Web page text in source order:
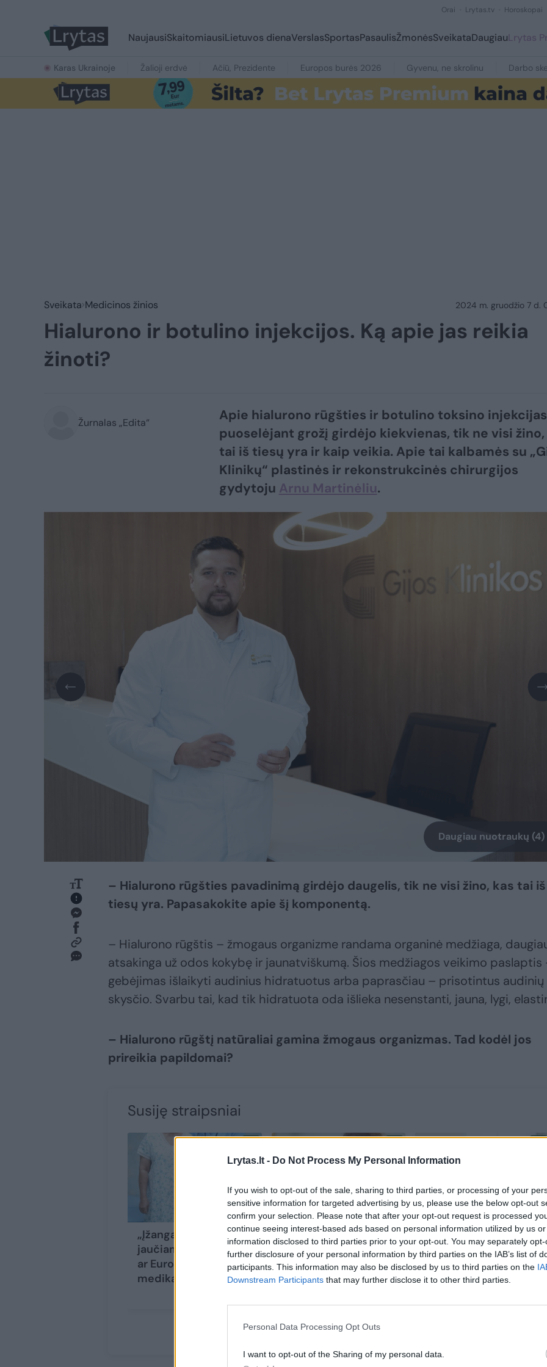
Lrytas.lt - Do Not Process My Personal Information
If you wish to opt-out of the sale, sharing to third parties, or processing of your
sensitive information for targeted advertising by us, please use the below opt-out
confirm your selection. Please note that after your opt-out request is processed
continue seeing interest-based ads based on personal information utilized by us
information disclosed to third parties prior to your opt-out. You may separately
further disclosure of your personal information by third parties on the IAB’s list of
participants. This information may also be disclosed by us to third parties on the
Downstream Participants that may further disclose it to other third parties.
Personal Data Processing Opt Outs
I want to opt-out of the Sharing of my personal data.
Orai Lrytas.tv Horoskopai
NaujausiSkaitomiausiLietuvos dienaVerslasSportasPasaulisŽmonėsSveikataDaugiauLrytas
Karas Ukrainoje Žalioji erdvė Ačiū, Prezidente Europos burės 2026 Gyvenu, ne skrolinu Darbo
Sveikata Medicinos žinios 2024 m. gruodžio 7 d.
Hialurono ir botulino injekcijos. Ką apie jas reikia
žinoti?
Žurnalas „Edita“
Apie hialurono rūgšties ir botulino toksino injekcijas
puoselėjant grožį girdėjo kiekvienas, tik ne visi žino,
tai iš tiesų yra ir kaip veikia. Apie tai kalbamės su
Klinikų“ plastinės ir rekonstrukcinės chirurgijos
gydytoju Arnu Martinėliu.
Daugiau nuotraukų (4)
– Hialurono rūgšties pavadinimą girdėjo daugelis, tik ne visi žino, kas tai iš
tiesų yra. Papasakokite apie šį komponentą.
– Hialurono rūgštis – žmogaus organizme randama organinė medžiaga,
atsakinga už odos kokybę ir jaunatviškumą. Šios medžiagos veikimo paslaptis
gebėjimas išlaikyti audinius hidratuotus arba paprasčiau – prisotintus audinių
skysčio. Svarbu tai, kad tik hidratuota oda išlieka nesenstanti, jauna, lygi,
– Hialurono rūgštį natūraliai gamina žmogaus organizmas. Tad kodėl jos
prireikia papildomai?
Susiję straipsniai
„Įžanga į krizę
jaučiama jau dabar“:
ar Europą užplūs
medikai iš Indijos?
M. Jakubauskienė
svarbiausiu SAM
prioritetu laiko eilių
pas gydytojus
Naujoji sveikatos
apsaugos ministrė
greitų sprendimų
mažinant pacientų
problema gili